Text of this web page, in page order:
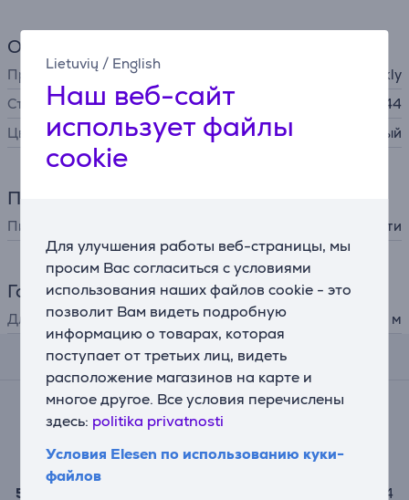
Lietuvių / English
Наш веб-сайт
использует файлы
cookie
Для улучшения работы веб-страницы, мы
просим Вас согласиться с условиями
использования наших файлов cookie - это
позволит Вам видеть подробную
информацию о товарах, которая
поступает от третьих лиц, видеть
расположение магазинов на карте и
многое другое. Все условия перечислены
здесь: politika privatnosti
Условия Elesen по использованию куки-
файлов
Общий параметр
Производитель
Twinkly
Степень защиты
IP44
Цвет
черный
Питание
Питание от сети
Габариты
Длина 8 м
Комментарии
Средняя оценка
5,0
5
4